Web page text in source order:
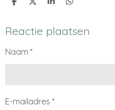
D
e
n
D
l
S
r
e
D
e
n
Reactie plaatsen
Naam *
E-mailadres *